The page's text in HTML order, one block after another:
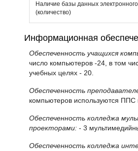
Наличие базы данных электронного
(количество)
Информационная
Обеспеченность учащихся
число компьютеров -24, в том
учебных целях - 20.
Обеспеченность
компьютеров используются ППС
Обеспеченность колледжа
проекторами: - 3
Обеспеченность колледжа